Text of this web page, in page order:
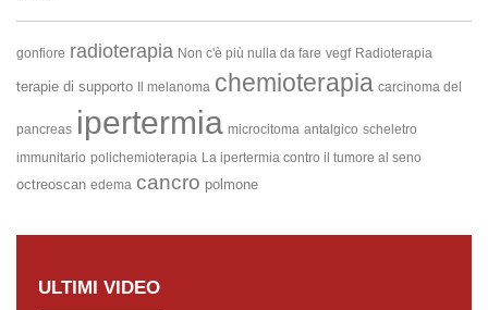
gonfiore radioterapia Non c'è più nulla da fare vegf Radioterapia
terapie di supporto Il melanoma chemioterapia carcinoma del
pancreas ipertermia microcitoma antalgico scheletro
immunitario polichemioterapia La ipertermia contro il tumore al seno
octreoscan edema cancro polmone
ULTIMI VIDEO